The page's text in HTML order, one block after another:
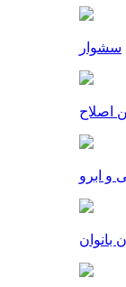
سشوار
اصلاح
و ابرو
بانوان